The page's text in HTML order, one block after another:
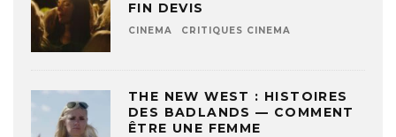
FIN DEVIS
CINEMA CRITIQUES CINEMA
THE NEW WEST : HISTOIRES
DES BADLANDS — COMMENT
ÊTRE UNE FEMME